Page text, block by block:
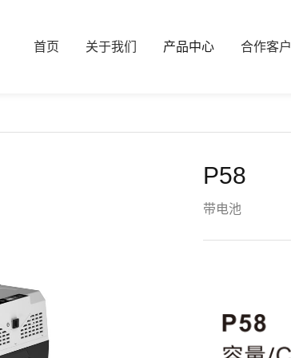
首页 关于我们 产品中心 合作客户
P58
带电池